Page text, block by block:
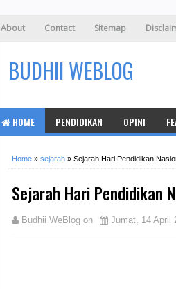
About Contact Sitemap
BUDHII WEBLOG
HOME PENDIDIKAN OPINI
Home » sejarah » Sejarah Hari Pendidikan
Sejarah Hari Pendidikan
Budhii WeBlog on Jumat, 14 April